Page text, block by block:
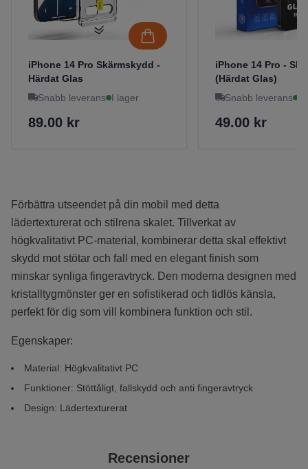
iPhone 14 Pro Skärmskydd -
Härdat Glas
Snabb leverans I lager
89.00 kr
iPhone 14 Pro -
(Härdat Glas)
Snabb leverans
49.00 kr
Förbättra utseendet på din mobil med detta
lädertexturerat och stilrena skalet. Tillverkat av
högkvalitativt PC-material, kombinerar detta skal effektivt
skydd mot stötar och fall med en elegant finish som
minskar synliga fingeravtryck. Den moderna designen med
kristalltygmönster ger en sofistikerad och tidlös känsla,
perfekt för dig som vill kombinera funktion och stil.
Egenskaper:
Material: Högkvalitativt PC
Funktioner: Stöttåligt, fallskydd och anti fingeravtryck
Design: L ädertexturerat
Recensioner